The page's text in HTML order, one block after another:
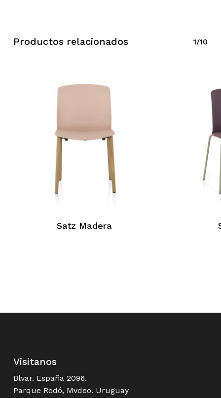
Productos relacionados 1/10
Satz Madera
Visitanos
Blvar. España 2096.
Parque Rodó, Mvdeo. Uruguay